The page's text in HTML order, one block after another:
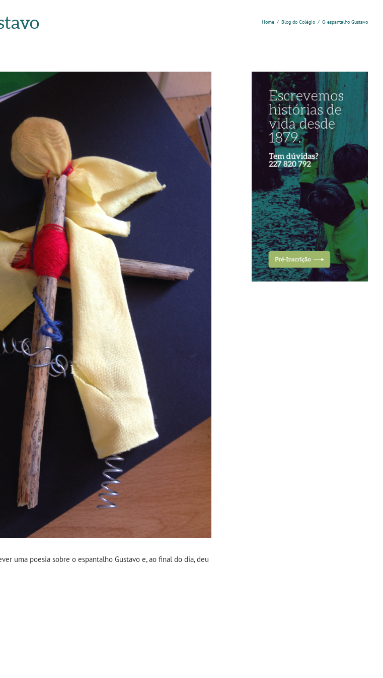
Home / Blog do Colégio / O espantalho Gustavo
uma poesia sobre o espantalho Gustavo e, ao final do dia, deu